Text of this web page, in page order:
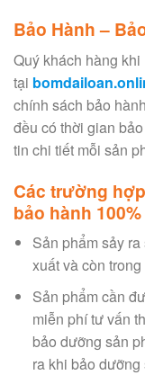
Bảo Hành –
Quý khách hàng
tại
chính sách bảo
đều có thời gian
tin chi tiết mỗi sản
Các trường
bảo hành
Sản phẩm sảy
xuất và còn
Sản phẩm cần
miễn phí tư vấn
bảo dưỡng sản
ra khi bảo dưỡng